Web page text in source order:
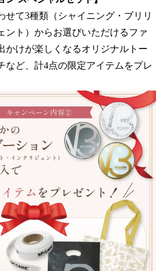
せて3種類（シャイニング・ブリリ
ント）からお選びいただけるファ
かけが楽しくなるオリジナルトー
など、計4点の限定アイテムをプレ